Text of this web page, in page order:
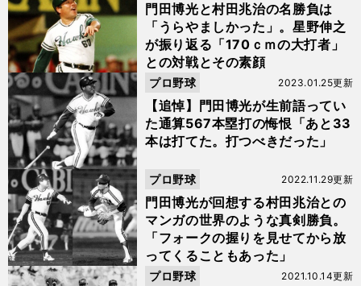
門田博光と村田兆治の名勝負は
「うらやましかった」。星野伸之
が振り返る「170ｃｍの大打者」
との対戦とその素顔
【追悼】門田博光が生前語ってい
た通算567本塁打の悔恨「あと33
本は打てた。打つべきだった」
2023.01.25更新
プロ野球
門田博光が回想する村田兆治との
マンガの世界のような真剣勝負。
「フォークの握りを見せてから放
ってくることもあった」
2022.11.29更新
プロ野球
2021.10.14更新
プロ野球